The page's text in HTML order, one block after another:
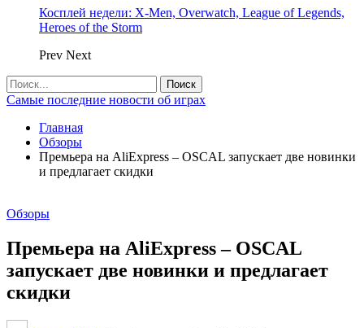
Косплей недели: X-Men, Overwatch, League of Legends,
Heroes of the Storm
Prev Next
Самые последние новости об играх
Главная
Обзоры
Премьера на AliExpress – OSCAL запускает две новинки
и предлагает скидки
Обзоры
Премьера на AliExpress – OSCAL
запускает две новинки и предлагает
скидки